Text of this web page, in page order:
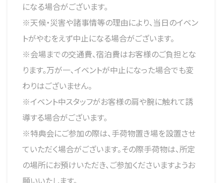
になる場合がございます。
※天候・災害や諸事情等の理由により、当日のイベン
トがやむをえず中止になる場合がございます。
※会場までの交通費、宿泊費はお客様のご負担とな
ります。万が一、イベントが中止になった場合でも変
わりはございません。
※イベント中スタッフがお客様の肩や腕に触れて誘
導する場合がございます。
※特典会にご参加の際は、手荷物置き場を設置させ
ていただく場合がございます。その際手荷物は、所定
の場所にお預けいただき、ご参加くださいますようお
願いいたします。